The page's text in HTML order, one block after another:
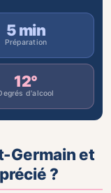
5 min
Préparation
12°
d'alcool
Germain et
?